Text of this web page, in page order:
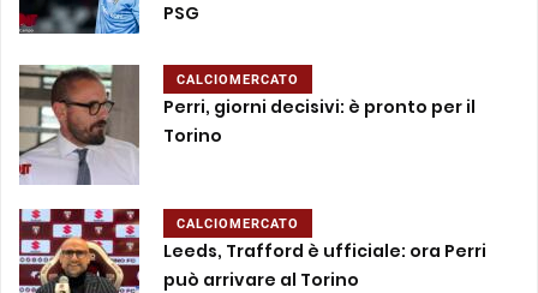
PSG
CALCIOMERCATO
Perri, giorni decisivi: è pronto per il
Torino
CALCIOMERCATO
Leeds, Trafford è ufficiale: ora Perri
può arrivare al Torino